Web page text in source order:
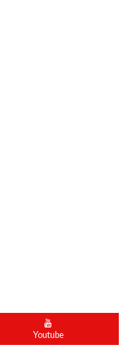
Youtube